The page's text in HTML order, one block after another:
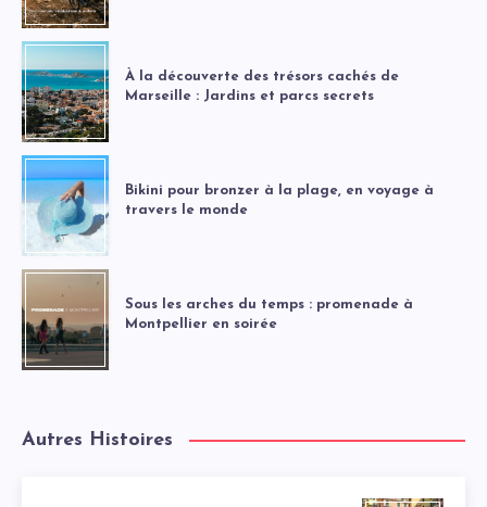
À la découverte des trésors cachés de
Marseille : Jardins et parcs secrets
Bikini pour bronzer à la plage, en voyage à
travers le monde
Sous les arches du temps : promenade à
Montpellier en soirée
Autres Histoires